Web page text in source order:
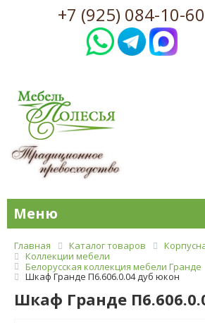
+7 (925) 084-10-60
Меню
Главная Каталог товаров
Коллекции мебели
Белорусская коллекция мебели Гранде
Шкаф Гранде П6.606.0.04 дуб юкон
Шкаф Гранде